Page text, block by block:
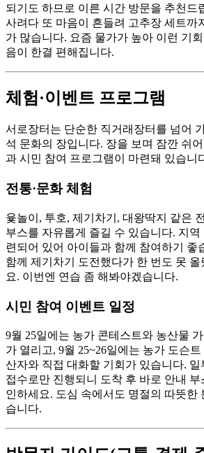
되기도 하므로 이른 시간 방문을 추천드
사려다 또 마음이 흔들려 고추장 세트까
가 많습니다. 요즘 물가가 높아 이런 기
음이 한결 편해집니다.
체험·이벤트 프로그램
서로장터는 단순한 직거래장터를 넘어
석 문화의 장입니다. 장을 보며 잠깐 쉬
과 시민 참여 프로그램이 마련돼 있습니
전통·문화 체험
윷놀이, 투호, 제기차기, 대왕딱지 같은
부스를 자유롭게 즐길 수 있습니다. 지
련되어 있어 아이들과 함께 참여하기 좋
함께 제기차기 도전했다가 한 번도 못 올
요. 이번엔 연습 좀 해봐야겠습니다.
시민 참여 이벤트 일정
9월 25일에는 농가 콘테스트와 농산물
가 열리고, 9월 25~26일에는 농가 도슨
산자와 직접 대화할 기회가 있습니다.
접수로만 진행되니 도착 후 바로 안내
인하세요. 도심 속에서도 명절의 따뜻한
습니다.